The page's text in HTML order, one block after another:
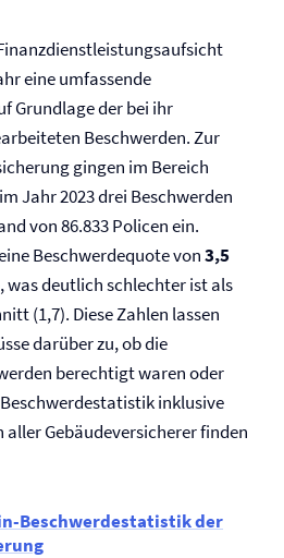
eine umfassende
Grundlage der bei ihr
Beschwerden. Zur
gingen im Bereich
Jahr 2023 drei Beschwerden
von 86.833 Policen ein.
Beschwerdequote von3,5
, was deutlich schlechter ist als
(1,7). Diese Zahlen lassen
darüber zu, ob die
berechtigt waren oder
inklusive
Gebäude­versicherer finden
Beschwerdestatistik der